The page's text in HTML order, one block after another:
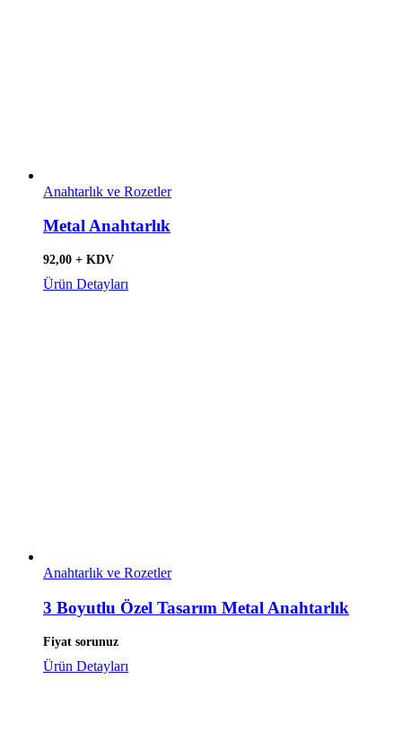
Anahtarlık ve Rozetler
Metal Anahtarlık
92,00 + KDV
Ürün Detayları
Anahtarlık ve Rozetler
3 Boyutlu Özel Tasarım Metal Anahtarlık
Fiyat sorunuz
Ürün Detayları